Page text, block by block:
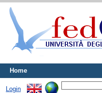
Home
Login